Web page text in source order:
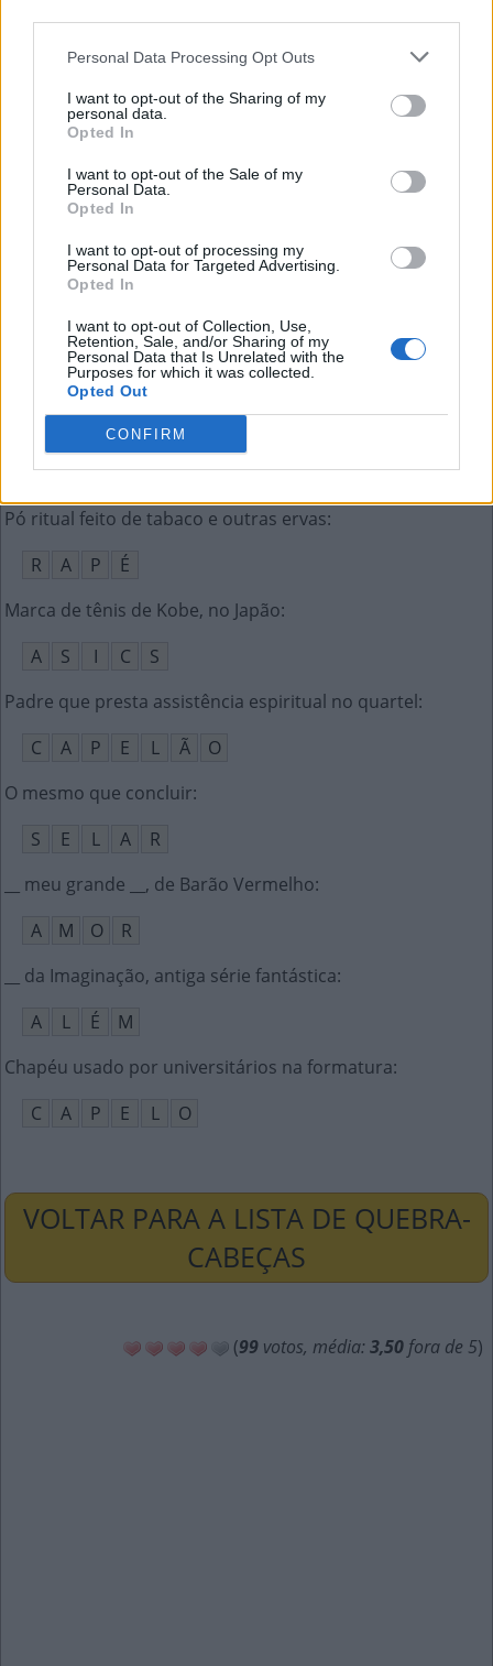
Personal Data Processing Opt Outs
I want to opt-out of the Sharing of my
personal data.
Opted In
I want to opt-out of the Sale of my
Personal Data.
Opted In
I want to opt-out of processing my
Personal Data for Targeted Advertising.
Opted In
I want to opt-out of Collection, Use,
Retention, Sale, and/or Sharing of my
Personal Data that Is Unrelated with the
Purposes for which it was collected.
Opted Out
CONFIRM
A
L E T
A
Tingir de azul-escuro:
N I L A
R
A S
A
Posto de gasolina do tigre como mascote
S S
O
Ato de desligar e religar um PC, celular etc.
E S E T A
R
Todo filme tem várias delas
C
E N A
S
Pó ritual feito de tabaco e outras ervas:
R
A P
É
Marca de tênis de Kobe, no Japão:
A
S I C
S
Padre que presta assistência espiritual no quartel:
C
A P E L Ã
O
O mesmo que concluir:
S
E L A
R
__ meu grande __, de Barão Vermelho:
A
M O
R
__ da Imaginação, antiga série fantástica:
A
L É
M
Chapéu usado por universitários na formatura:
C
A P E L O
VOLTAR PARA A LISTA DE QUEBRA-
CABEÇAS
(99 votos, média: 3,50 fora de 5)